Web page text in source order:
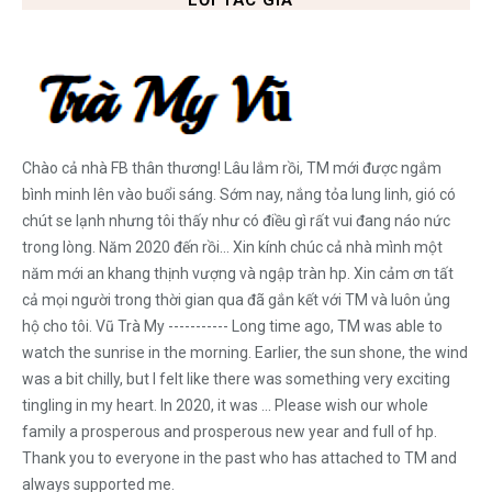
Chào cả nhà FB thân thương! Lâu lắm rồi, TM mới được ngắm
bình minh lên vào buổi sáng. Sớm nay, nắng tỏa lung linh, gió có
chút se lạnh nhưng tôi thấy như có điều gì rất vui đang náo nức
trong lòng. Năm 2020 đến rồi... Xin kính chúc cả nhà mình một
năm mới an khang thịnh vượng và ngập tràn hp. Xin cảm ơn tất
cả mọi người trong thời gian qua đã gắn kết với TM và luôn ủng
hộ cho tôi. Vũ Trà My ----------- Long time ago, TM was able to
watch the sunrise in the morning. Earlier, the sun shone, the wind
was a bit chilly, but I felt like there was something very exciting
tingling in my heart. In 2020, it was ... Please wish our whole
family a prosperous and prosperous new year and full of hp.
Thank you to everyone in the past who has attached to TM and
always supported me.